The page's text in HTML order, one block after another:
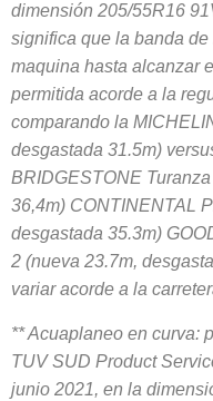
dimensión 205/55R16
significa que la banda
maquina hasta alcanzar
permitida acorde a la
comparando la
desgastada 31.5m)
BRIDGESTONE
36,4m) CONTINENTAL
desgastada 35.3m)
2 (nueva 23.7m,
variar acorde a la
** Acuaplaneo en curva:
TUV SUD Product
junio 2021, en la